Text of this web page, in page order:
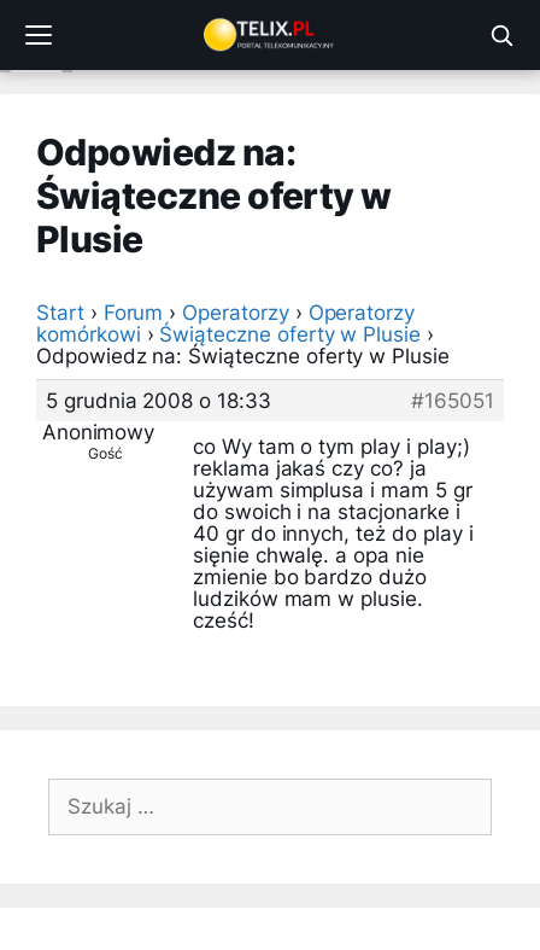
treści
Odpowiedz na:
Świąteczne oferty w
Plusie
Start › Forum › Operatorzy › Operatorzy
komórkowi › Świąteczne oferty w Plusie ›
Odpowiedz na: Świąteczne oferty w Plusie
5 grudnia 2008 o 18:33
#165051
Anonimowy
Gość
co Wy tam o tym play i play;)
reklama jakaś czy co? ja
używam simplusa i mam 5 gr
do swoich i na stacjonarke i
40 gr do innych, też do play i
sięnie chwalę. a opa nie
zmienie bo bardzo dużo
ludzików mam w plusie.
cześć!
Szukaj: